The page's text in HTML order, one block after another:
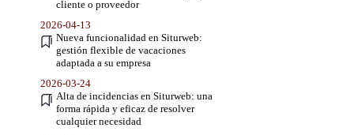
cliente o proveedor
2026-04-13
Nueva funcionalidad en Siturweb:
gestión flexible de vacaciones
adaptada a su empresa
2026-03-24
Alta de incidencias en Siturweb: una
forma rápida y eficaz de resolver
cualquier necesidad